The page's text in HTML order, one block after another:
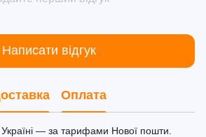
Написати відгук
Оплата
— за тарифами Нової пошти.